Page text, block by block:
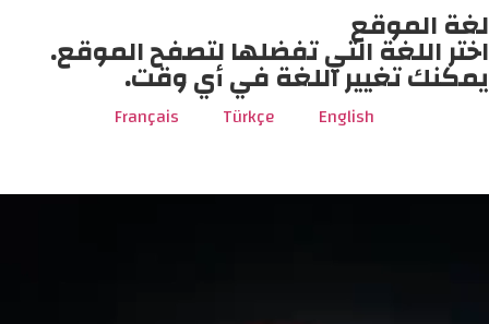
لغة الموقع
اختر اللغة التي تفضلها لتصفح الموقع.
يمكنك تغيير اللغة في أي وقت.
English
Türkçe
Français